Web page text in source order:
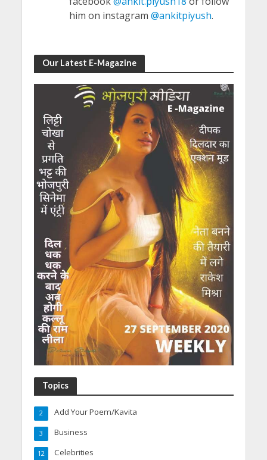
him on instagram @ankitpiyush.
Our Latest E-Magazine
Topics
Add Your Poem/Kavita
2
Business
3
Celebrities
12